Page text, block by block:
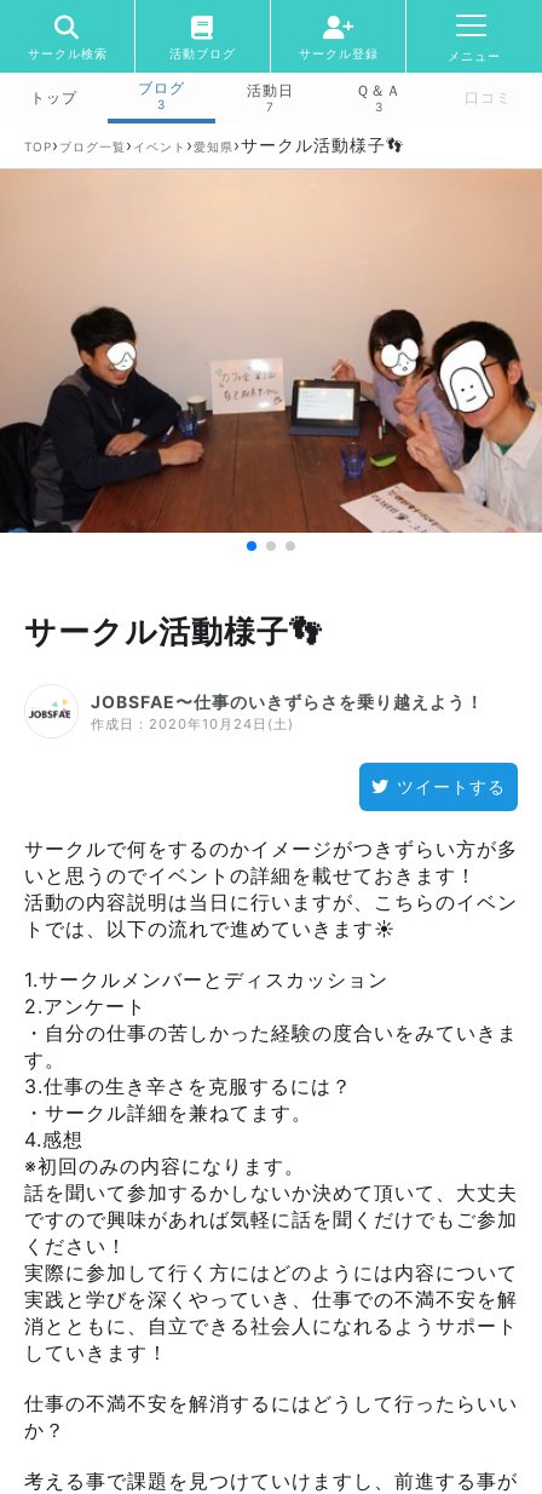
サークル検索 活動ブログ サークル登録 メニュー
トップ
ブログ
3
活動日
7
Ｑ＆Ａ
3 口コミ
TOP› ブログ一覧 › イベント ›愛知県›サークル活動様子👣
サークル活動様子👣
JOBSFAE〜仕事のいきずらさを乗り越えよう！
作成日： 2020年10月24日(土)
ツイートする
サークルで何をするのかイメージがつきずらい方が多
いと思うのでイベントの詳細を載せておきます！
活動の内容説明は当日に行いますが、こちらのイベン
トでは、以下の流れで進めていきます☀️
1.サークルメンバーとディスカッション
2.アンケート
・自分の仕事の苦しかった経験の度合いをみていきま
す。
3.仕事の生き辛さを克服するには？
・サークル詳細を兼ねてます。
4.感想
※初回のみの内容になります。
話を聞いて参加するかしないか決めて頂いて、大丈夫
ですので興味があれば気軽に話を聞くだけでもご参加
ください！
実際に参加して行く方にはどのようには内容について
実践と学びを深くやっていき、仕事での不満不安を解
消とともに、自立できる社会人になれるようサポート
していきます！
仕事の不満不安を解消するにはどうして行ったらいい
か？
考える事で課題を見つけていけますし、前進する事が